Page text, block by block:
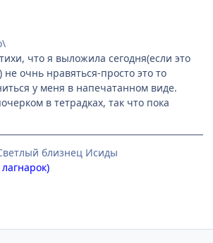
что я выложила сегодня(если это
не очнь нравяться-просто это то
у меня в напечатанном виде.
в тетрадках, так что пока
близнец Исиды